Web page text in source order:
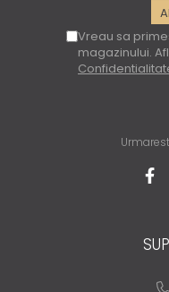
Vreau sa
magazinului.